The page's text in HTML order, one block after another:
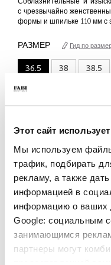
Этот сайт
Мы используем
трафик, подбирать
рекламу, а также
информацией в
информацию о ваших
Google: социальным
занимающимся
партнеры могут
с чрезвычайно
формы и шпильке 110 мм с
РАЗМЕР Гид по
36.5 38 38.5
только 1 Доступна
+
-
СВЕДЕНИЯ О
- Цвет: Черный